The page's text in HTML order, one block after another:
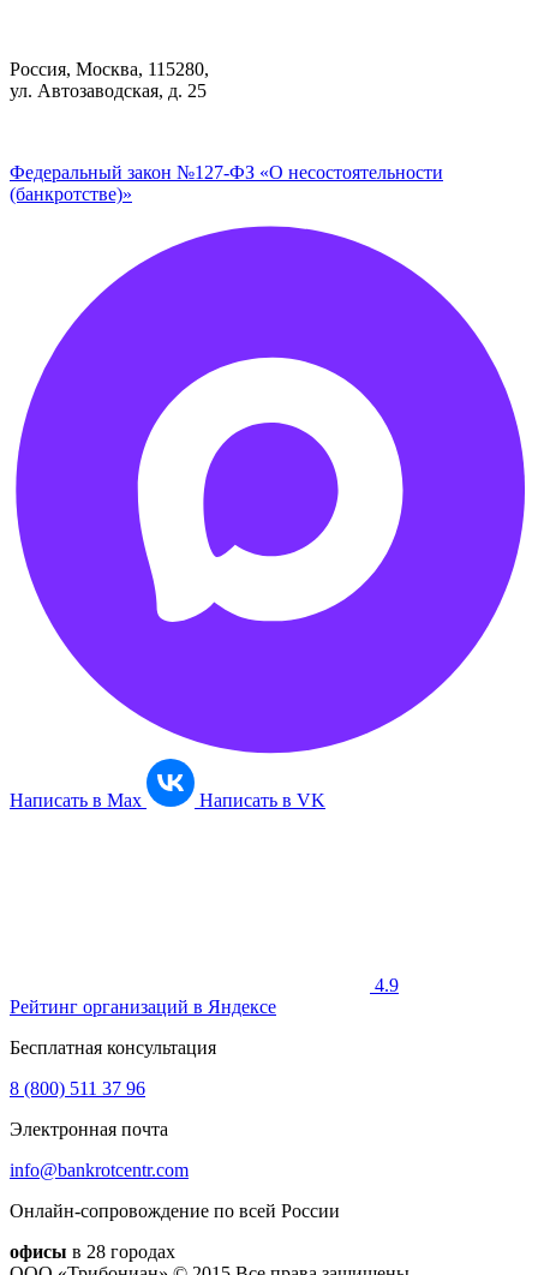
Россия, Москва, 115280,
ул. Автозаводская, д. 25
Федеральный закон №127-ФЗ «О несостоятельности
(банкротстве)»
Написать в Max Написать в VK
4.9
Рейтинг организаций в Яндексе
Бесплатная консультация
8 (800) 511 37 96
Электронная почта
info@bankrotcentr.com
Онлайн-сопровождение по всей России
офисы в 28 городах